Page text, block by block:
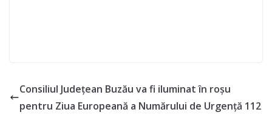
Consiliul Județean Buzău va fi iluminat în roșu
pentru Ziua Europeană a Numărului de Urgență 112